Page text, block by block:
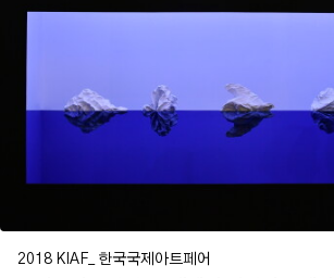
2018 KIAF_ 한국국제아트페어